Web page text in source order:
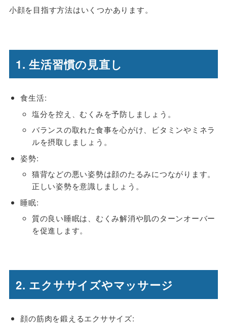
小顔を目指す方法はいくつかあります。
1. 生活習慣の見直し
食生活:
塩分を控え、むくみを予防しましょう。
バランスの取れた食事を心がけ、ビタミンやミネラ
ルを摂取しましょう。
姿勢:
猫背などの悪い姿勢は顔のたるみにつながります。
正しい姿勢を意識しましょう。
睡眠:
質の良い睡眠は、むくみ解消や肌のターンオーバー
を促進します。
2. エクササイズやマッサージ
顔の筋肉を鍛えるエクササイズ: